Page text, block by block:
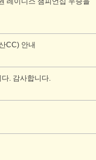
CC) 안내
. 감사합니다.